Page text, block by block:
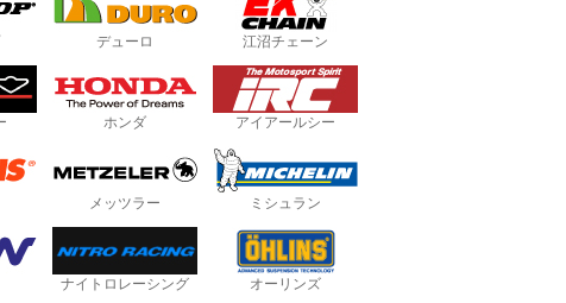
デューロ 江沼チェーン
ホンダ アイアールシー
メッツラー ミシュラン
ナイトロレーシング オーリンズ